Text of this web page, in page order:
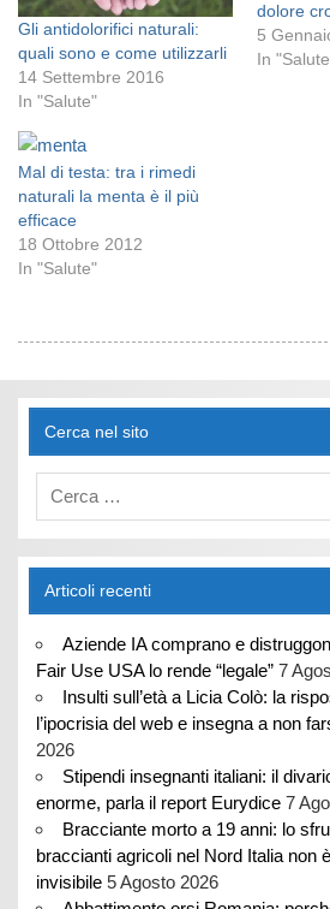
Gli antidolorifici naturali:
quali sono e come utilizzarli
14 Settembre 2016
In "Salute"
dolore
5
In
Mal di testa: tra i rimedi
naturali la menta è il più
efficace
18 Ottobre 2012
In "Salute"
Cerca nel sito
Articoli recenti
Aziende IA comprano e
Fair Use USA lo rende “legale” 7
Insulti sull’età a Licia Colò: la
l’ipocrisia del web e insegna a non
2026
Stipendi insegnanti italiani: il
enorme, parla il report Eurydice 7
Bracciante morto a 19 anni: lo
braccianti agricoli nel Nord Italia non
invisibile 5 Agosto 2026